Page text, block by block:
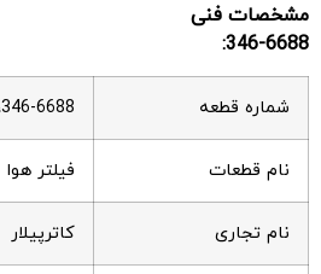
مشخصات فنی
346-6688:
شماره قطعه 346-6688، 3466688
نام قطعات فیلتر هوا
نام تجاری کاترپیلار